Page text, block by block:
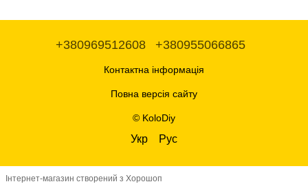
+380969512608 +380955066865
Контактна інформація
Повна версія сайту
© KoloDiy
Укр Рус
Інтернет-магазин створений з Хорошоп